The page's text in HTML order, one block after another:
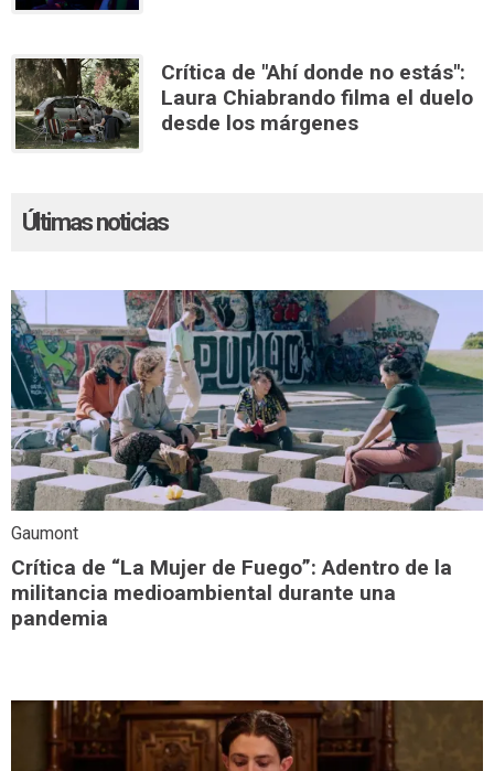
Crítica de "Ahí donde no estás":
Laura Chiabrando filma el duelo
desde los márgenes
Últimas noticias
Gaumont
Crítica de “La Mujer de Fuego”: Adentro de la
militancia medioambiental durante una
pandemia